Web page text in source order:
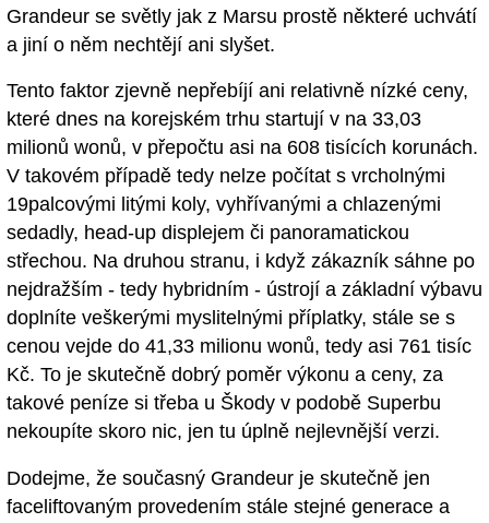
Grandeur se světly jak z Marsu prostě některé uchvátí
a jiní o něm nechtějí ani slyšet.
Tento faktor zjevně nepřebíjí ani relativně nízké ceny,
které dnes na korejském trhu startují v na 33,03
milionů wonů, v přepočtu asi na 608 tisících korunách.
V takovém případě tedy nelze počítat s vrcholnými
19palcovými litými koly, vyhřívanými a chlazenými
sedadly, head-up displejem či panoramatickou
střechou. Na druhou stranu, i když zákazník sáhne po
nejdražším - tedy hybridním - ústrojí a základní výbavu
doplníte veškerými myslitelnými příplatky, stále se s
cenou vejde do 41,33 milionu wonů, tedy asi 761 tisíc
Kč. To je skutečně dobrý poměr výkonu a ceny, za
takové peníze si třeba u Škody v podobě Superbu
nekoupíte skoro nic, jen tu úplně nejlevnější verzi.
Dodejme, že současný Grandeur je skutečně jen
faceliftovaným provedením stále stejné generace a